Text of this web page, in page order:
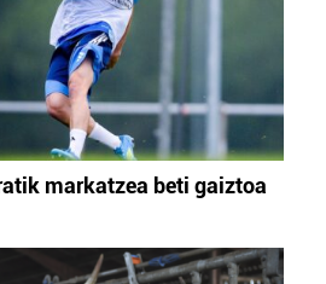
markatzea beti gaiztoa